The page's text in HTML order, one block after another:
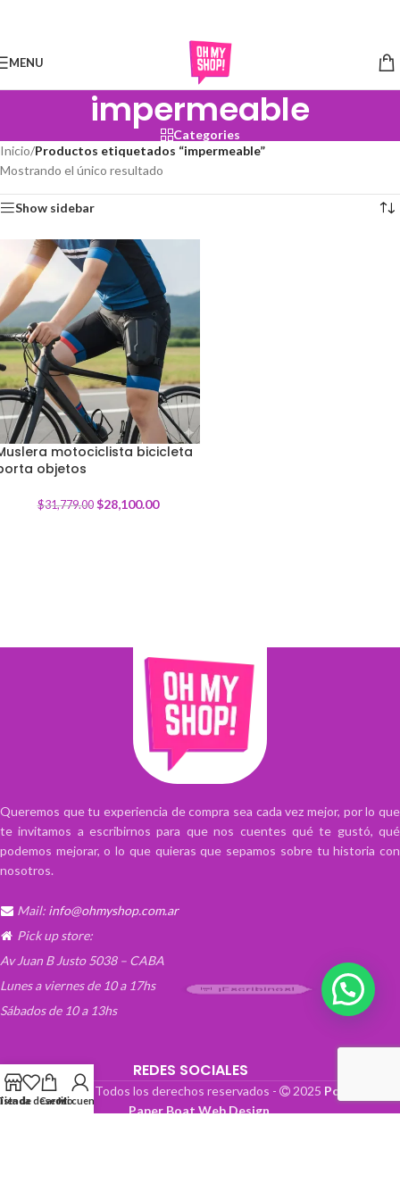
MENU
impermeable
Categories
Inicio/Productos etiquetados “impermeable”
Mostrando el único resultado
Show sidebar
-12%
motociclista bicicleta
objetos
$31,779.00 $28,100.00
Queremos que tu experiencia de compra sea cada vez mejor, por lo que
te invitamos a escribirnos para que nos cuentes qué te gustó, qué
podemos mejorar, o lo que quieras que sepamos sobre tu historia con
nosotros.
Mail: info@ohmyshop.com.ar
Pick up store:
Av Juan B Justo 5038 – CABA
Lunes a viernes de 10 a 17hs
Sábados de 10 a 13hs
REDES SOCIALES
OhMyTienda! - Todos los derechos reservados - 2025 Powered by
Paper Boat Web Design.
de deseos
CarritoMi cuenta
💬 ¡Escribinos!